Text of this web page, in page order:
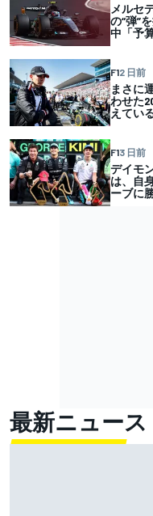
メルセ
の“弾”
中「予
F12 日前
まさに
わせた
えてい
F13 日前
デイモ
は、自
ーブに
最新ニュース